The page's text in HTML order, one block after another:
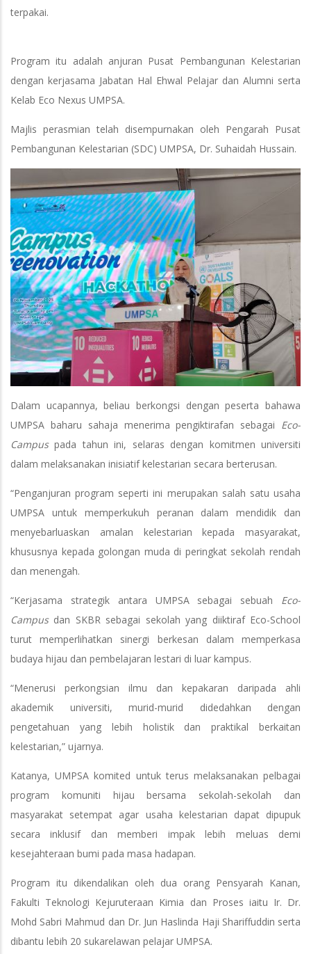
terpakai.
Program itu adalah anjuran Pusat Pembangunan Kelestarian
dengan kerjasama Jabatan Hal Ehwal Pelajar dan Alumni serta
Kelab Eco Nexus UMPSA.
Majlis perasmian telah disempurnakan oleh Pengarah Pusat
Pembangunan Kelestarian (SDC) UMPSA, Dr. Suhaidah Hussain.
Dalam ucapannya, beliau berkongsi dengan peserta bahawa
UMPSA baharu sahaja menerima pengiktirafan sebagai Eco-
Campuspada tahun ini, selaras dengan komitmen universiti
dalam melaksanakan inisiatif kelestarian secara berterusan.
“Penganjuran program seperti ini merupakan salah satu usaha
UMPSA untuk memperkukuh peranan dalam mendidik dan
menyebarluaskan amalan kelestarian kepada masyarakat,
khususnya kepada golongan muda di peringkat sekolah rendah
dan menengah.
“Kerjasama strategik antara UMPSA sebagai sebuah Eco-
Campus dan SKBR sebagai sekolah yang diiktiraf Eco-School
turut memperlihatkan sinergi berkesan dalam memperkasa
budaya hijau dan pembelajaran lestari di luar kampus.
“Menerusi perkongsian ilmu dan kepakaran daripada ahli
akademik universiti, murid-murid didedahkan dengan
pengetahuan yang lebih holistik dan praktikal berkaitan
kelestarian,” ujarnya.
Katanya, UMPSA komited untuk terus melaksanakan pelbagai
program komuniti hijau bersama sekolah-sekolah dan
masyarakat setempat agar usaha kelestarian dapat dipupuk
secara inklusif dan memberi impak lebih meluas demi
kesejahteraan bumi pada masa hadapan.
Program itu dikendalikan oleh dua orang Pensyarah Kanan,
Fakulti Teknologi Kejuruteraan Kimia dan Proses iaitu Ir. Dr.
Mohd Sabri Mahmud dan Dr. Jun Haslinda Haji Shariffuddin serta
dibantu lebih 20 sukarelawan pelajar UMPSA.